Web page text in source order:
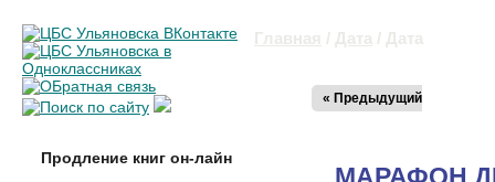
Главная / Дата / Дата
Продление книг он-лайн
« Предыдущий
МАРАФОН